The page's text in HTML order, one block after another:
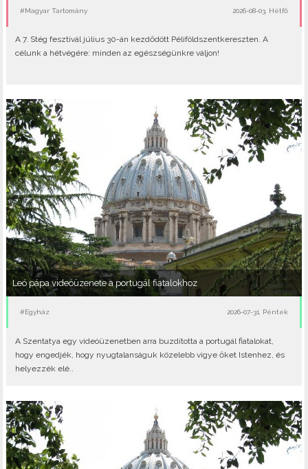
#Magyar Tartomány 2026-08-03, Hétfő
A 7. Stég fesztivál július 30-án kezdődött Péliföldszentkereszten. A
célunk a hétvégére: minden az egészségünkre váljon!
Leó pápa videóüzenete a portugál fiatalokhoz
#Egyház 2026-07-31, Péntek
A Szentatya egy videóüzenetben arra buzdította a portugál fiatalokat,
hogy engedjék, hogy nyugtalanságuk közelebb vigye őket Istenhez, és
helyezzék elé..